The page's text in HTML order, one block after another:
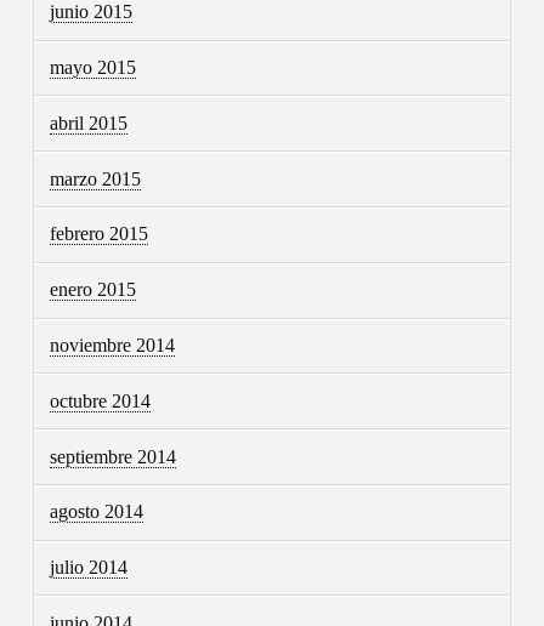
junio 2015
mayo 2015
abril 2015
marzo 2015
febrero 2015
enero 2015
noviembre 2014
octubre 2014
septiembre 2014
agosto 2014
julio 2014